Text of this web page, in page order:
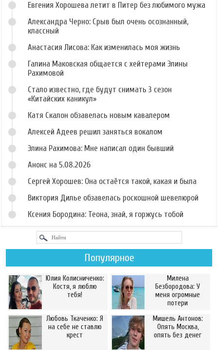
Евгения Хорошева летит в Питер без любимого мужа
Александра Черно: Срыв был очень осознанный,
классный
Анастасия Лисова: Как изменилась моя жизнь
Галина Маковская общается с хейтерами Элины
Рахимовой
Стало известно, где будут снимать 3 сезон
«Китайских каникул»
Катя Скалон обзавелась новым кавалером
Алексей Адеев решил заняться вокалом
Элина Рахимова: Мне написал один бывший
Анонс на 5.08.2026
Сергей Хорошев: Она остаётся такой, какая и была
Виктория Дилье обзавелась роскошной шевелюрой
Ксения Бородина: Теона, знай, я горжусь тобой
Популярное
Юлия Колисниченко:
Костя, я люблю
тебя!
Милена
Безбородова: У
меня огромные
потери
Любовь Ткаченко: Я
на себе не ставлю
крест
Мишель Антонов:
Опять Москва,
опять без денег